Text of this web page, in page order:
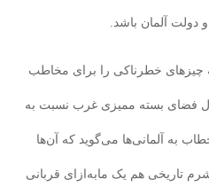
دولت آلمان باشد.
چیزهای خطرناکی را برای مخاطب
فضای بسته ممیزی غرب نسبت به
به آلمانی‌ها می‌گوید که آن‌ها
تاریخی هم یک مابه‌ازای قربانی